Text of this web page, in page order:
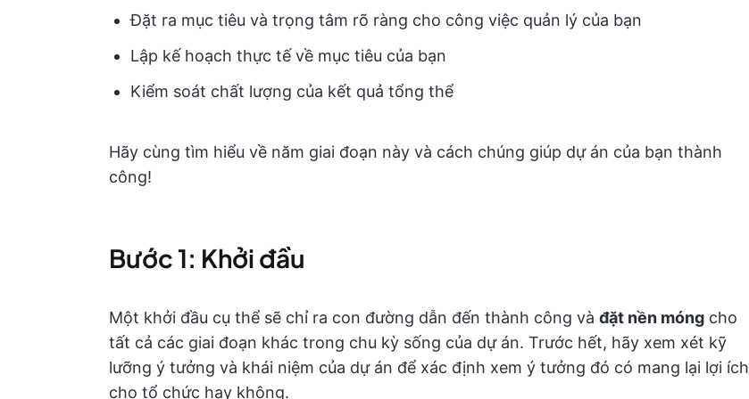
Đặt ra mục tiêu và trọng tâm rõ ràng cho công việc quản lý của bạn
Lập kế hoạch thực tế về mục tiêu của bạn
Kiểm soát chất lượng của kết quả tổng thể
Hãy cùng tìm hiểu về năm giai đoạn này và cách chúng giúp dự án của bạn thành
công!
Bước 1: Khởi đầu
Một khởi đầu cụ thể sẽ chỉ ra con đường dẫn đến thành công và đặt nền móng cho
tất cả các giai đoạn khác trong chu kỳ sống của dự án. Trước hết, hãy xem xét kỹ
lưỡng ý tưởng và khái niệm của dự án để xác định xem ý tưởng đó có mang lại lợi ích
cho tổ chức hay không.